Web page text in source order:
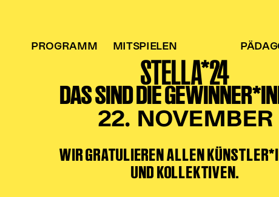
PROGRAMM MITSPIELEN
STELLA*24
DAS SIND DIE
22. NOVEMBER
WIR GRATULIEREN ALLEN
UND KOLLEKTIVEN.